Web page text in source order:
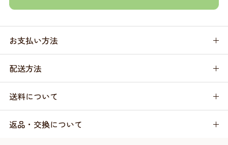
お支払い方法
配送方法
送料について
返品・交換について